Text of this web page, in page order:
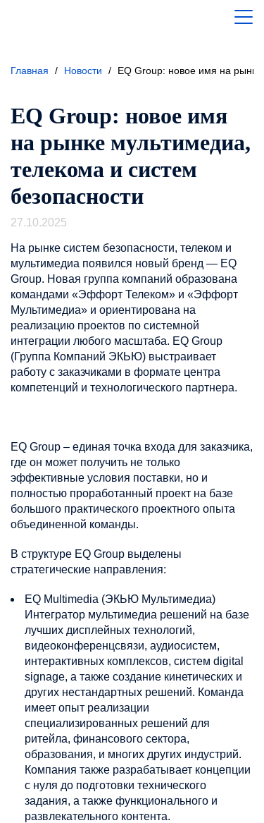
Главная / Новости / EQ Group: новое имя на
EQ Group: новое имя
на рынке мультимедиа,
телекома и систем
безопасности
27.10.2025
На рынке систем безопасности, телеком и
мультимедиа появился новый бренд — EQ
Group. Новая группа компаний образована
командами «Эффорт Телеком» и «Эффорт
Мультимедиа» и ориентирована на
реализацию проектов по системной
интеграции любого масштаба. EQ Group
(Группа Компаний ЭКЬЮ) выстраивает
работу с заказчиками в формате центра
компетенций и технологического партнера.
EQ Group – единая точка входа для заказчика,
где он может получить не только
эффективные условия поставки, но и
полностью проработанный проект на базе
большого практического проектного опыта
объединенной команды.
В структуре EQ Group выделены
стратегические направления:
EQ Multimedia (ЭКЬЮ Мультимедиа)
Интегратор мультимедиа решений на базе
лучших дисплейных технологий,
видеоконференцсвязи, аудиосистем,
интерактивных комплексов, систем digital
signage, а также создание кинетических и
других нестандартных решений. Команда
имеет опыт реализации
специализированных решений для
ритейла, финансового сектора,
образования, и многих других индустрий.
Компания также разрабатывает концепции
с нуля до подготовки технического
задания, а также функционального и
развлекательного контента.